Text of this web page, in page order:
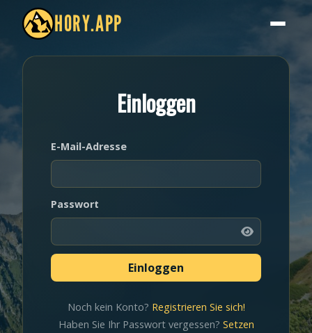
HORY.APP
Einloggen
E-Mail-Adresse
Passwort
Noch kein Konto? Registrieren Sie sich!
Haben Sie Ihr Passwort vergessen? Setzen